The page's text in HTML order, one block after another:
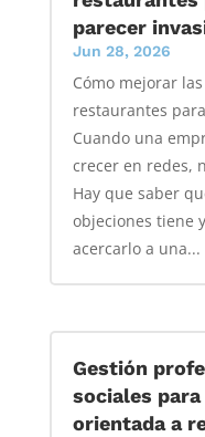
parecer
Jun 28, 2026
Cómo mejorar
restaurantes
Cuando una
crecer en redes,
Hay que saber
objeciones tiene
acercarlo a una...
Gestión
sociales
orientada a